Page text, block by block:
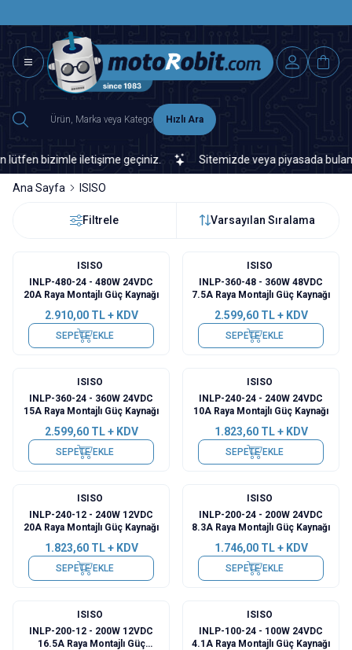
Hızlı Ara
bizimle iletişime geçiniz. Sitemizde veya piyasada
Ana Sayfa ISISO
Filtrele Varsayılan Sıralama
ISISO
INLP-480-24 - 480W 24VDC
20A Raya Montajlı Güç Kaynağı
2.910,00TL + KDV
SEPETE EKLE
ISISO
INLP-360-48 - 360W 48VDC
7.5A Raya Montajlı Güç Kaynağı
2.599,60TL + KDV
SEPETE EKLE
ISISO
INLP-360-24 - 360W 24VDC
15A Raya Montajlı Güç Kaynağı
2.599,60TL + KDV
SEPETE EKLE
ISISO
INLP-240-24 - 240W 24VDC
10A Raya Montajlı Güç Kaynağı
1.823,60TL + KDV
SEPETE EKLE
ISISO
INLP-240-12 - 240W 12VDC
20A Raya Montajlı Güç Kaynağı
1.823,60TL + KDV
SEPETE EKLE
ISISO
INLP-200-24 - 200W 24VDC
8.3A Raya Montajlı Güç Kaynağı
1.746,00TL + KDV
SEPETE EKLE
ISISO
INLP-200-12 - 200W 12VDC
16.5A Raya Montajlı Güç
ISISO
INLP-100-24 - 100W 24VDC
4.1A Raya Montajlı Güç Kaynağı